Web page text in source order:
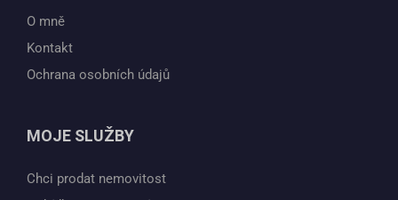
O mně
Kontakt
Ochrana osobních údajů
MOJE SLUŽBY
Chci prodat nemovitost